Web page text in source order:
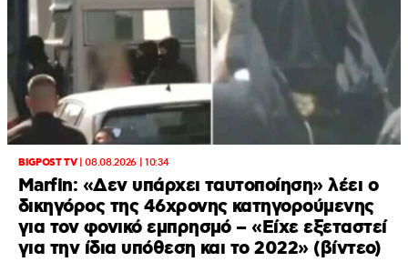
BIGPOST TV|08.08.2026 | 10:34
Marfin: «Δεν υπάρχει ταυτοποίηση» λέει ο
δικηγόρος της 46χρονης κατηγορούμενης
για τον φονικό εμπρησμό – «Είχε εξεταστεί
για την ίδια υπόθεση και το 2022» (βίντεο)